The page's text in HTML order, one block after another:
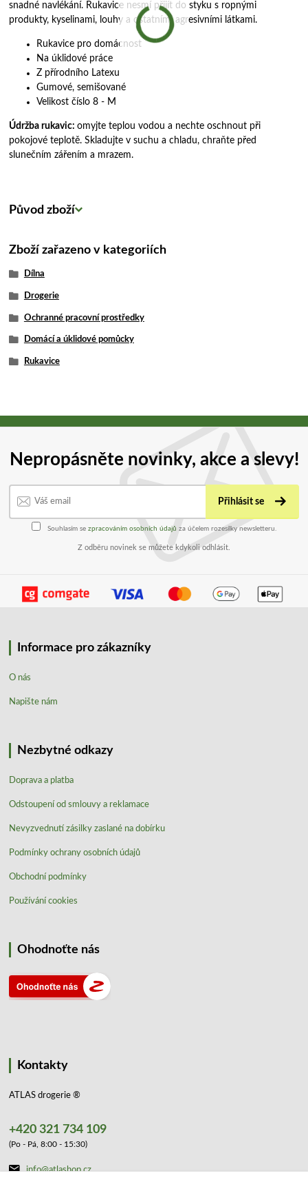
snadné navlékání. Rukavice nesmí přijít do styku s ropnými
produkty, kyselinami, louhy a ostatními agresivními látkami.
Rukavice pro domácnost
Na úklidové práce
Z přírodního Latexu
Gumové, semišované
Velikost číslo 8 - M
Údržba rukavic:omyjte teplou vodou a nechte oschnout při
pokojové teplotě. Skladujte v suchu a chladu, chraňte před
slunečním zářením a mrazem.
Původ zboží
Zboží zařazeno v kategoriích
Dílna
Drogerie
Ochranné pracovní prostředky
Domácí a úklidové pomůcky
Rukavice
Nepropásněte novinky, akce a slevy!
Přihlásit se
Souhlasím se zpracováním osobních údajů za účelem rozesílky newsletteru.
Z odběru novinek se můžete kdykoli odhlásit.
Informace pro zákazníky
O nás
Napište nám
Nezbytné odkazy
Doprava a platba
Odstoupení od smlouvy a reklamace
Nevyzvednutí zásilky zaslané na dobírku
Podmínky ochrany osobních údajů
Obchodní podmínky
Používání cookies
Ohodnoťte nás
Kontakty
ATLAS drogerie ®
+420 321 734 109
(Po - Pá, 8:00 - 15:30)
info@atlashop.cz